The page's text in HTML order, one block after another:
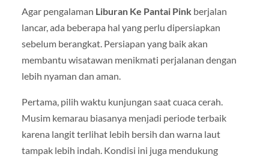
Agar pengalaman Liburan Ke Pantai Pinkberjalan
lancar, ada beberapa hal yang perlu dipersiapkan
sebelum berangkat. Persiapan yang baik akan
membantu wisatawan menikmati perjalanan dengan
lebih nyaman dan aman.
Pertama, pilih waktu kunjungan saat cuaca cerah.
Musim kemarau biasanya menjadi periode terbaik
karena langit terlihat lebih bersih dan warna laut
tampak lebih indah. Kondisi ini juga mendukung